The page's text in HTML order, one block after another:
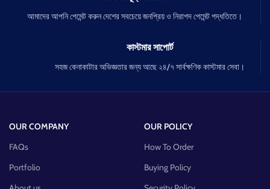
আমাদের আপনি পেমেন্ট করুন দেশের সবচেয়ে জনপ্রিয় ও নিরাপদ পেমেন্ট পদ্ধতিতে।
কাস্টমার সাপোর্ট
সহজ কেনাকাটার অভিজ্ঞতার জন্য আছে ২৪/৭ সার্বক্ষণিক কাস্টমার সেবা।
OUR COMPANY
FAQs
Portfolio
OUR POLICY
How To Order
Buying Policy